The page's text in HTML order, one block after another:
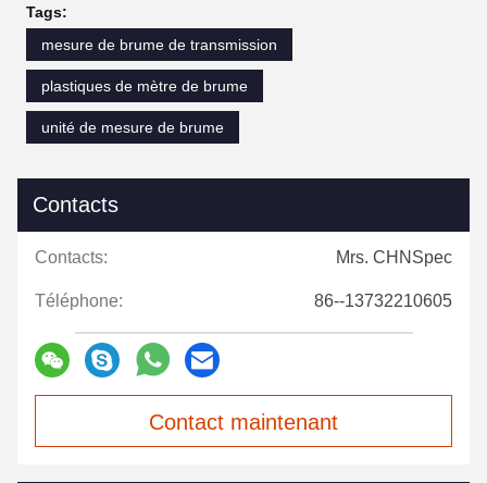
Tags:
mesure de brume de transmission
plastiques de mètre de brume
unité de mesure de brume
Contacts
Contacts: Mrs. CHNSpec
Téléphone: 86--13732210605
Contact maintenant